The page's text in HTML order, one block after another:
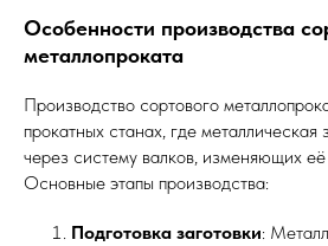
Особенности производства
металлопроката
Производство сортового
прокатных станах, где металлическая
через систему валков, изменяющих
Основные этапы производства:
Подготовка заготовки: